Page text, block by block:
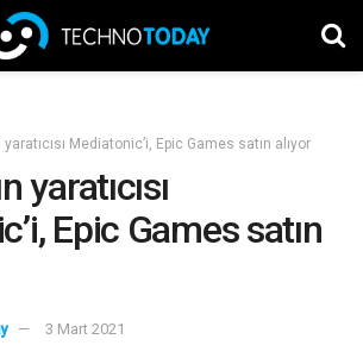
yaratıcısı Mediatonic’i, Epic Games satın alıyor
yaratıcısı
Epic Games satın
3 Mart 2021